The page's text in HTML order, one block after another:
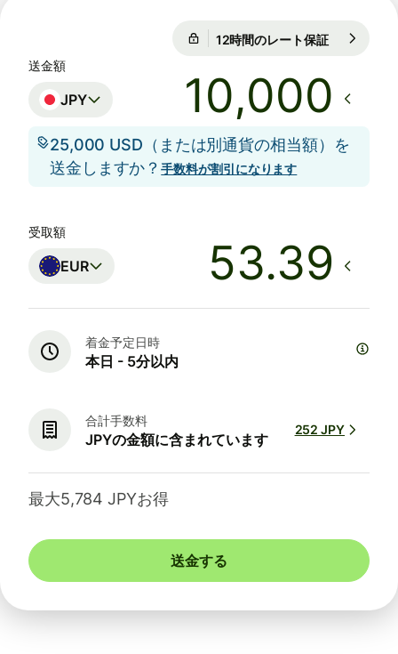
12時間のレート保証
送金額
JPY
25,000 USD（または別通貨の相当額）を
送金しますか？手数料が割引になります
受取額
EUR
着金予定日時
本日 - 5分以内
合計手数料
JPYの金額に含まれています
252 JPY
最大5,784 JPYお得
送金する